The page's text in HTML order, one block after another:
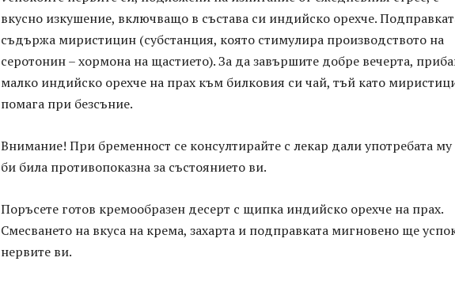
вкусно изкушение, включващо в състава си индийско орехче.
съдържа миристицин (субстанция, която стимулира производството на
серотонин – хормона на щастието). За да завършите добре вечерта,
малко индийско орехче на прах към билковия си чай, тъй като
помага при безсъние.
Внимание! При бременност се консултирайте с лекар дали употребата му
би била противопоказна за състоянието ви.
Поръсете готов кремообразен десерт с щипка индийско орехче на прах.
Смесването на вкуса на крема, захарта и подправката мигновено ще
нервите ви.